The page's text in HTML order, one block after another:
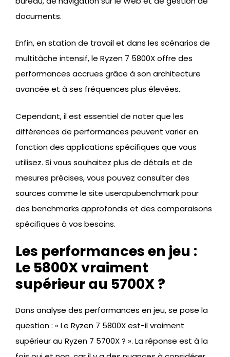
documents.
Enfin, en station de travail et dans les scénarios de
multitâche intensif, le Ryzen 7 5800X offre des
performances accrues grâce à son architecture
avancée et à ses fréquences plus élevées.
Cependant, il est essentiel de noter que les
différences de performances peuvent varier en
fonction des applications spécifiques que vous
utilisez. Si vous souhaitez plus de détails et de
mesures précises, vous pouvez consulter des
sources comme le site usercpubenchmark pour
des benchmarks approfondis et des comparaisons
spécifiques à vos besoins.
Les performances en jeu :
Le 5800X vraiment
supérieur au 5700X ?
Dans analyse des performances en jeu, se pose la
question : « Le Ryzen 7 5800X est-il vraiment
supérieur au Ryzen 7 5700X ? ». La réponse est à la